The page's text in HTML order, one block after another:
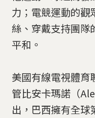
力；電競運動的觀
絲、穿戴支持團隊
平和。
美國有線電視體育
管比安卡瑪諾（
出，巴西擁有全球